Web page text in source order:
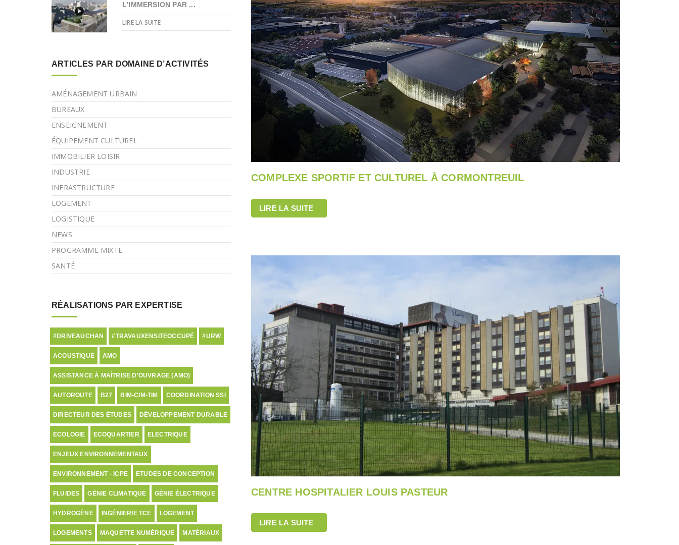
COMPLEXE SPORTIF ET CULTUREL À CORMONTREUIL
LIRE LA SUITE
CENTRE HOSPITALIER LOUIS PASTEUR
LIRE LA SUITE
L’IMMERSION PAR ...
LIRE LA SUITE
ARTICLES PAR DOMAINE D’ACTIVITÉS
AMÉNAGEMENT URBAIN
BUREAUX
ENSEIGNEMENT
ÉQUIPEMENT CULTUREL
IMMOBILIER LOISIR
INDUSTRIE
INFRASTRUCTURE
LOGEMENT
LOGISTIQUE
NEWS
PROGRAMME MIXTE
SANTÉ
RÉALISATIONS PAR EXPERTISE
#DRIVEAUCHAN #TRAVAUXENSITEOCCUPÉ #URW
ACOUSTIQUE AMO
ASSISTANCE À MAÎTRISE D’OUVRAGE (AMO)
AUTOROUTE B27 BIM-CIM-TIM COORDINATION SSI
DIRECTEUR DES ÉTUDES DÉVELOPPEMENT DURABLE
ECOLOGIE ECOQUARTIER ELECTRIQUE
ENJEUX ENVIRONNEMENTAUX
ENVIRONNEMENT - ICPE ETUDES DE CONCEPTION
FLUIDES GÉNIE CLIMATIQUE GÉNIE ÉLECTRIQUE
HYDROGÈNE INGÉNIERIE TCE LOGEMENT
LOGEMENTS MAQUETTE NUMÉRIQUE MATÉRIAUX